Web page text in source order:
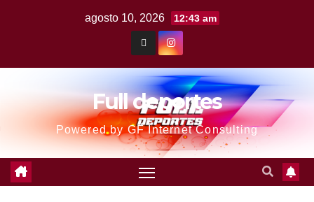
agosto 10, 2026 12:43 am
Full deportes
Powered by GF Internet Consulting